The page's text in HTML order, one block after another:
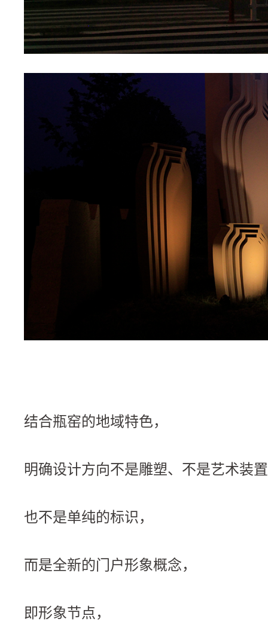
结合瓶窑的地域特色，
明确设计方向不是雕塑、不是艺术装
也不是单纯的标识，
而是全新的门户形象概念，
即形象节点，